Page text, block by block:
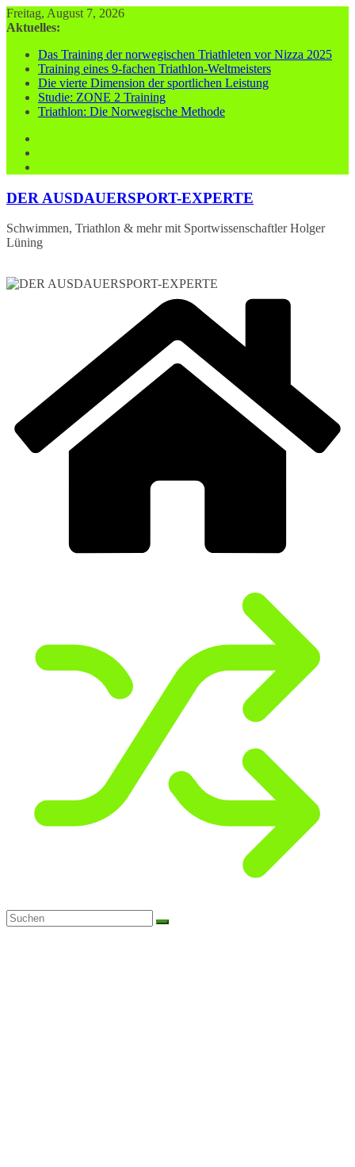
Zum
Inhalt
Freitag, August 7, 2026
Aktuelles:
Das Training der norwegischen Triathleten vor Nizza 2025
Training eines 9-fachen Triathlon-Weltmeisters
Die vierte Dimension der sportlichen Leistung
Studie: ZONE 2 Training
Triathlon: Die Norwegische Methode
DER AUSDAUERSPORT-EXPERTE
Schwimmen, Triathlon & mehr mit Sportwissenschaftler Holger
Lüning